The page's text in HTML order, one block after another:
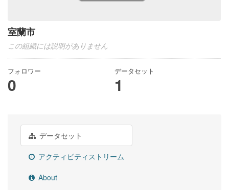
室蘭市
この組織には説明がありません
フォロワー
0
データセット
1
データセット
アクティビティストリーム
About